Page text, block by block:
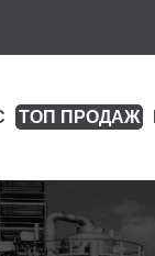
ТОП ПРОДАЖ